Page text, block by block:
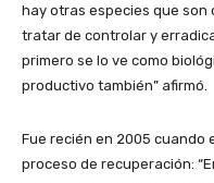
hay otras especies que son
tratar de controlar y
primero se lo ve como
productivo también” afirmó.
Fue recién en 2005 cuando
proceso de recuperación: